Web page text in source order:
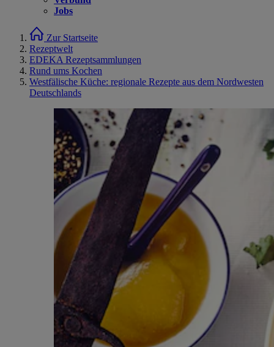
Jobs
Zur Startseite
Rezeptwelt
EDEKA Rezeptsammlungen
Rund ums Kochen
Westfälische Küche: regionale Rezepte aus dem Nordwesten
Deutschlands